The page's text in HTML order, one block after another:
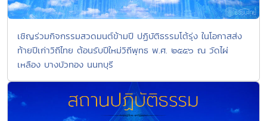
เชิญร่วมกิจกรรมสวดมนต์ข้ามปี ปฏิบัติธรรมโต้รุ่ง ในโอกาสส่ง
ท้ายปีเก่าวิถีไทย ต้อนรับปีใหม่วิถีพุทธ พ.ศ. ๒๕๕๖ ณ วัดไผ่
เหลือง บางบัวทอง นนทบุรี